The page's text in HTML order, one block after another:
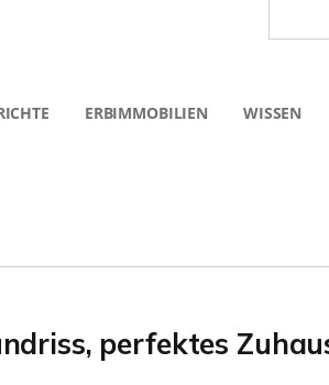
ERBIMMOBILIEN WISSEN
perfektes